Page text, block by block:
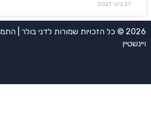
27 ביוני 2021
2026 © כל הזכויות שמורות לדני בולר |
ויינשטיין